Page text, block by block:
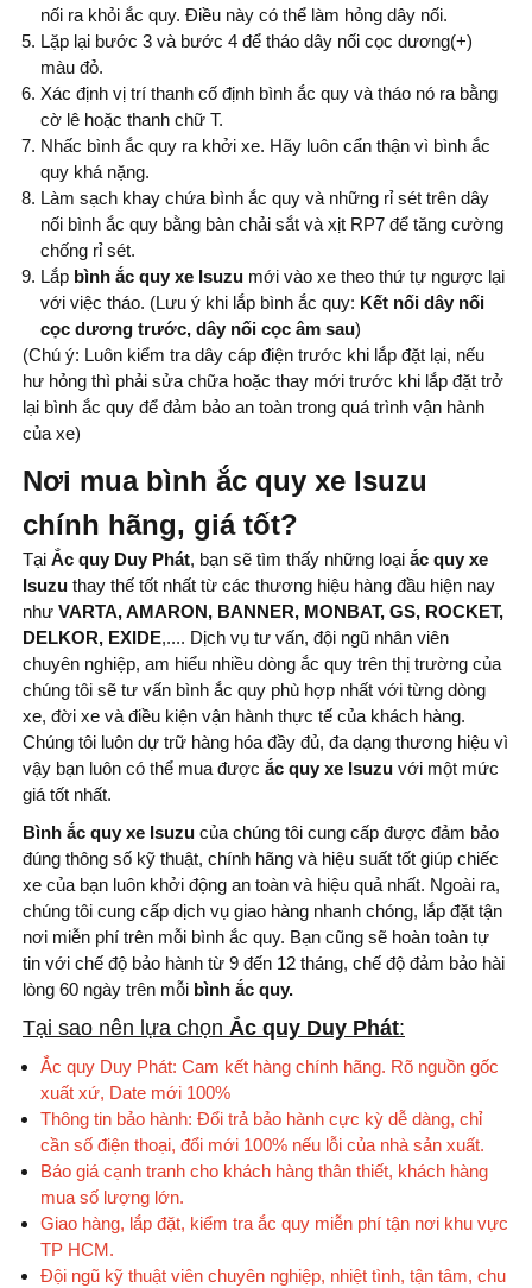
nối ra khỏi ắc quy. Điều này có thể làm hỏng dây nối.
Lặp lại bước 3 và bước 4 để tháo dây nối cọc dương(+)
màu đỏ.
Xác định vị trí thanh cố định bình ắc quy và tháo nó ra bằng
cờ lê hoặc thanh chữ T.
Nhấc bình ắc quy ra khởi xe. Hãy luôn cẩn thận vì bình ắc
quy khá nặng.
Làm sạch khay chứa bình ắc quy và những rỉ sét trên dây
nối bình ắc quy bằng bàn chải sắt và xịt RP7 để tăng cường
chống rỉ sét.
Lắp bình ắc quy xe Isuzu mới vào xe theo thứ tự ngược lại
với việc tháo. (Lưu ý khi lắp bình ắc quy: Kết nối dây nối
cọc dương trước, dây nối cọc âm sau)
(Chú ý: Luôn kiểm tra dây cáp điện trước khi lắp đặt lại, nếu
hư hỏng thì phải sửa chữa hoặc thay mới trước khi lắp đặt trở
lại bình ắc quy để đảm bảo an toàn trong quá trình vận hành
của xe)
Nơi mua bình ắc quy xe Isuzu
chính hãng, giá tốt?
Tại Ắc quy Duy Phát, bạn sẽ tìm thấy những loại ắc quy xe
Isuzu thay thế tốt nhất từ ​​các thương hiệu hàng đầu hiện nay
như VARTA, AMARON, BANNER, MONBAT, GS, ROCKET,
DELKOR, EXIDE,.... Dịch vụ tư vấn, đội ngũ nhân viên
chuyên nghiệp, am hiểu nhiều dòng ắc quy trên thị trường của
chúng tôi sẽ tư vấn bình ắc quy phù hợp nhất với từng dòng
xe, đời xe và điều kiện vận hành thực tế của khách hàng.
Chúng tôi luôn dự trữ hàng hóa đầy đủ, đa dạng thương hiệu vì
vậy bạn luôn có thể mua được ắc quy xe Isuzu với một mức
giá tốt nhất.
Bình ắc quy xe Isuzu của chúng tôi cung cấp được đảm bảo
đúng thông số kỹ thuật, chính hãng và hiệu suất tốt giúp chiếc
xe của bạn luôn khởi động an toàn và hiệu quả nhất. Ngoài ra,
chúng tôi cung cấp dịch vụ giao hàng nhanh chóng, lắp đặt tận
nơi miễn phí trên mỗi bình ắc quy. Bạn cũng sẽ hoàn toàn tự
tin với chế độ bảo hành từ 9 đến 12 tháng, chế độ đảm bảo hài
lòng 60 ngày trên mỗi bình ắc quy.
Tại sao nên lựa chọn Ắc quy Duy Phát:
Ắc quy Duy Phát: Cam kết hàng chính hãng. Rõ nguồn gốc
xuất xứ, Date mới 100%
Thông tin bảo hành: Đổi trả bảo hành cực kỳ dễ dàng, chỉ
cần số điện thoại, đổi mới 100% nếu lỗi của nhà sản xuất.
Báo giá cạnh tranh cho khách hàng thân thiết, khách hàng
mua số lượng lớn.
Giao hàng, lắp đặt, kiểm tra ắc quy miễn phí tận nơi khu vực
TP HCM.
Đội ngũ kỹ thuật viên chuyên nghiệp, nhiệt tình, tận tâm, chu